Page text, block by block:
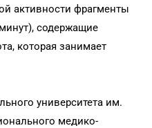
активности фрагменты
содержащие
которая занимает
университета им.
медико-